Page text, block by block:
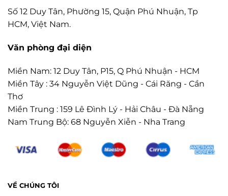
Số 12 Duy Tân, Phường 15, Quận Phú Nhuận, Tp
HCM, Việt Nam.
Văn phòng đại diện
Miền Nam: 12 Duy Tân, P15, Q Phú Nhuận - HCM
Miền Tây : 34 Nguyễn Việt Dũng - Cái Răng - Cần
Thơ
Miền Trung : 159 Lê Đình Lý - Hải Châu - Đà Nẵng
Nam Trung Bộ: 68 Nguyễn Xiễn - Nha Trang
VỀ CHÚNG TÔI